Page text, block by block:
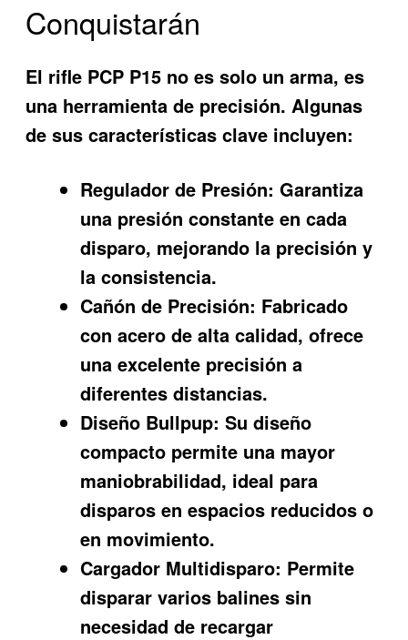
Conquistarán
El rifle PCP P15 no es solo un arma, es
una herramienta de precisión. Algunas
de sus características clave incluyen:
Regulador de Presión: Garantiza
una presión constante en cada
disparo, mejorando la precisión y
la consistencia.
Cañón de Precisión: Fabricado
con acero de alta calidad, ofrece
una excelente precisión a
diferentes distancias.
Diseño Bullpup: Su diseño
compacto permite una mayor
maniobrabilidad, ideal para
disparos en espacios reducidos o
en movimiento.
Cargador Multidisparo: Permite
disparar varios balines sin
necesidad de recargar